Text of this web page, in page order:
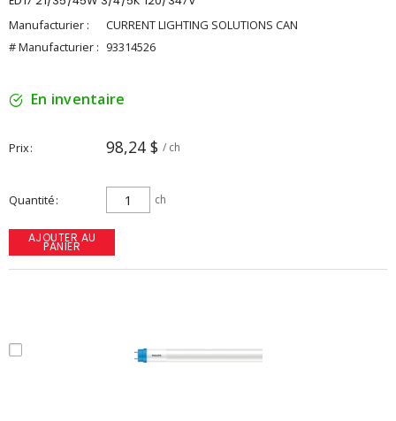
Manufacturier :
CURRENT LIGHTING SOLUTIONS CAN
# Manufacturier : 93314526
En inventaire
Prix 98,24 $ / ch
Quantité ch
AJOUTER AU
PANIER